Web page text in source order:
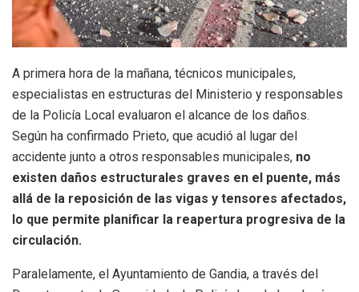
A primera hora de la mañana, técnicos municipales,
especialistas en estructuras del Ministerio y responsables
de la Policía Local evaluaron el alcance de los daños.
Según ha confirmado Prieto, que acudió al lugar del
accidente junto a otros responsables municipales, no
existen daños estructurales graves en el puente, más
allá de la reposición de las vigas y tensores afectados,
lo que permite planificar la reapertura progresiva de la
circulación.
Paralelamente, el Ayuntamiento de Gandia, a través del